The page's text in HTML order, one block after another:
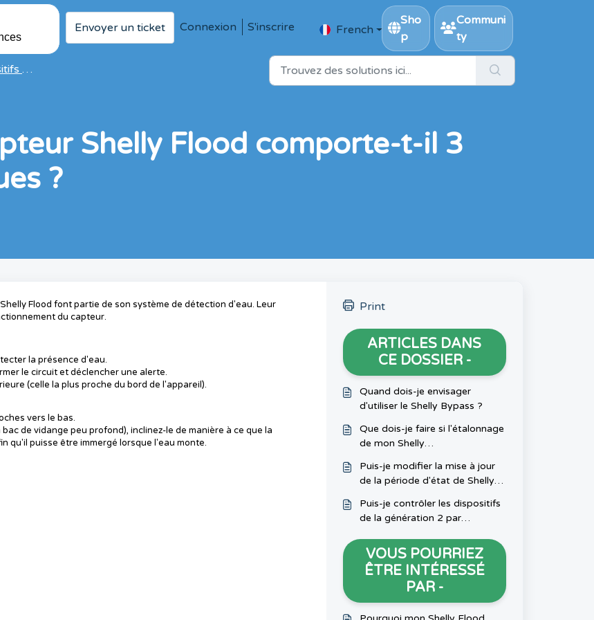
Envoyer un ticket Connexion S'inscrire French
Sho
p
Communi
ty
FAQ
Shelly Flood comporte-t-il 3
?
Flood font partie de son système de détection d'eau. Leur
du capteur.
la présence d'eau.
le circuit et déclencher une alerte.
(celle la plus proche du bord de l'appareil).
vers le bas.
de vidange peu profond), inclinez-le de manière à ce que la
qu'il puisse être immergé lorsque l'eau monte.
Print
ARTICLES DANS
CE DOSSIER -
Quand dois-je envisager
d'utiliser le Shelly Bypass ?
Que dois-je faire si l'étalonnage
de mon Shelly
ne fonctionne pas ?
Puis-je modifier la mise à jour
de la période d'état de Shelly
Puis-je contrôler les dispositifs
de la génération 2 par
VOUS POURRIEZ
ÊTRE INTÉRESSÉ
PAR -